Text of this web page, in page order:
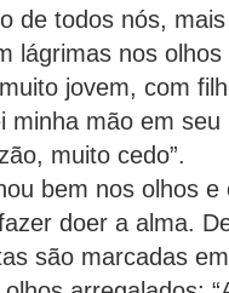
de todos nós,
lágrimas nos
jovem, com
minha mão em
muito cedo”.
bem nos olhos
doer a alma.
são marcadas